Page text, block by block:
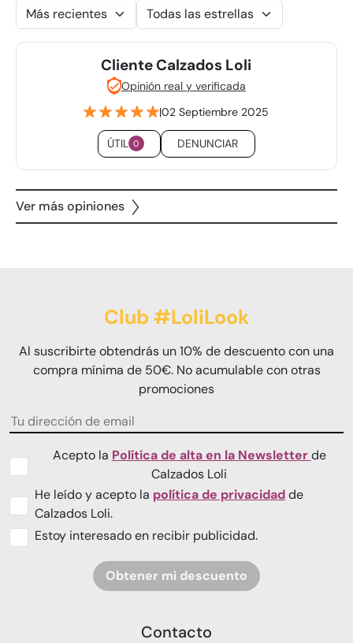
Cliente Calzados Loli
Opinión real y verificada
|02 Septiembre 2025
ÚTIL 0 DENUNCIAR
Ver más opiniones
Club #LoliLook
Al suscribirte obtendrás un 10% de descuento con una
compra mínima de 50€. No acumulable con otras
promociones
Acepto la Política de alta en la Newsletterde
Calzados Loli
He leído y acepto la política de privacidadde
Calzados Loli.
Estoy interesado en recibir publicidad.
Obtener mi descuento
Contacto